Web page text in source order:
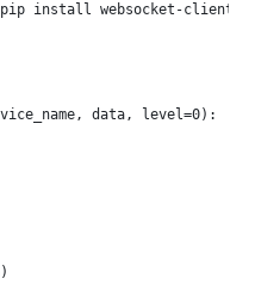
install websocket-client"
data, level=0):